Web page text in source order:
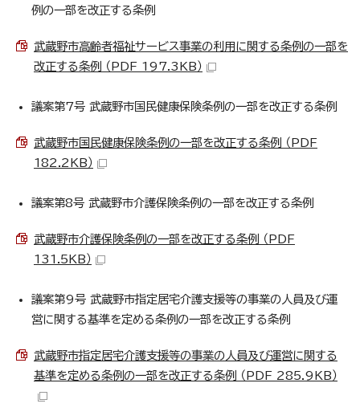
例の一部を改正する条例
武蔵野市高齢者福祉サービス事業の利用に関する条例の一部を
改正する条例 （PDF 197.3KB）
議案第7号 武蔵野市国民健康保険条例の一部を改正する条例
武蔵野市国民健康保険条例の一部を改正する条例 （PDF
182.2KB）
議案第8号 武蔵野市介護保険条例の一部を改正する条例
武蔵野市介護保険条例の一部を改正する条例 （PDF
131.5KB）
議案第9号 武蔵野市指定居宅介護支援等の事業の人員及び運
営に関する基準を定める条例の一部を改正する条例
武蔵野市指定居宅介護支援等の事業の人員及び運営に関する
基準を定める条例の一部を改正する条例 （PDF 285.9KB）